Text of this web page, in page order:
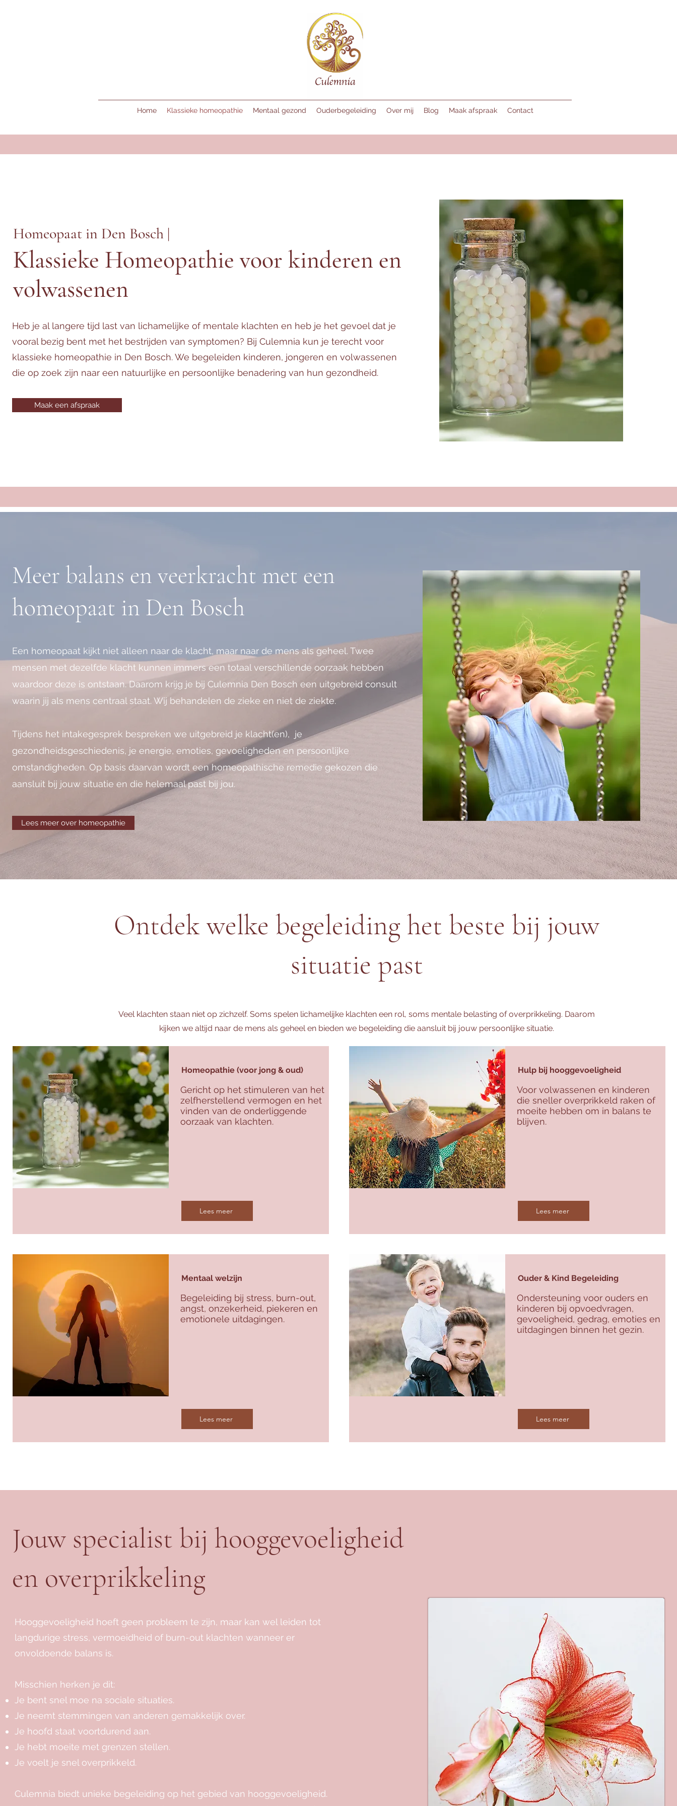
Home Klassieke homeopathie Mentaal gezond Ouderbegeleiding Over mij Blog Maak afspraak Contact
Homeopaat in Den Bosch |
Klassieke Homeopathie voor kinderen en
volwassenen
Heb je al langere tijd last van lichamelijke of mentale klachten en heb je het gevoel dat je
vooral bezig bent met het bestrijden van symptomen? Bij Culemnia kun je terecht voor
klassieke homeopathie in Den Bosch. We begeleiden kinderen, jongeren en volwassenen
die op zoek zijn naar een natuurlijke en persoonlijke benadering van hun gezondheid.
Maak een afspraak
Meer balans en veerkracht met een
homeopaat in Den Bosch
Een homeopaat kijkt niet alleen naar de klacht, maar naar de mens als geheel. Twee
mensen met dezelfde klacht kunnen immers een totaal verschillende oorzaak hebben
waardoor deze is ontstaan. Daarom krijg je bij Culemnia Den Bosch een uitgebreid consult
waarin jij als mens centraal staat. Wij behandelen de zieke en niet de ziekte.
Tijdens het intakegesprek bespreken we uitgebreid je klacht(en), je
gezondheidsgeschiedenis, je energie, emoties, gevoeligheden en persoonlijke
omstandigheden. Op basis daarvan wordt een homeopathische remedie gekozen die
aansluit bij jouw situatie en die helemaal past bij jou.
Lees meer over homeopathie
Ontdek welke begeleiding het beste bij jouw
situatie past
Veel klachten staan niet op zichzelf. Soms spelen lichamelijke klachten een rol, soms mentale belasting of overprikkeling. Daarom
kijken we altijd naar de mens als geheel en bieden we begeleiding die aansluit bij jouw persoonlijke situatie.
Homeopathie (voor jong & oud)
Gericht op het stimuleren van het
zelfherstellend vermogen en het
vinden van de onderliggende
oorzaak van klachten.
Lees meer
Mentaal welzijn
Begeleiding bij stress, burn-out,
angst, onzekerheid, piekeren en
emotionele uitdagingen.
Lees meer
Hulp bij hooggevoeligheid
Voor volwassenen en kinderen
die sneller overprikkeld raken of
moeite hebben om in balans te
blijven.
Lees meer
Ouder & Kind Begeleiding
Ondersteuning voor ouders en
kinderen bij opvoedvragen,
gevoeligheid, gedrag, emoties en
uitdagingen binnen het gezin.
Lees meer
Jouw specialist bij hooggevoeligheid
en overprikkeling
Hooggevoeligheid hoeft geen probleem te zijn, maar kan wel leiden tot
langdurige stress, vermoeidheid of burn-out klachten wanneer er
onvoldoende balans is.
Misschien herken je dit:
Je bent snel moe na sociale situaties.
Je neemt stemmingen van anderen gemakkelijk over.
Je hoofd staat voortdurend aan.
Je hebt moeite met grenzen stellen.
Je voelt je snel overprikkeld.
Culemnia biedt unieke begeleiding op het gebied van hooggevoeligheid.